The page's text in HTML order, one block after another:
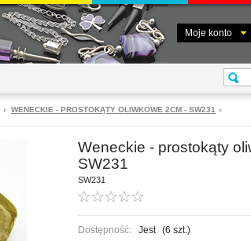
Moje konto
WENECKIE - PROSTOKĄTY OLIWKOWE 2CM - SW231
Weneckie - prostokąty
SW231
SW231
Dostępność: Jest (6 szt.)